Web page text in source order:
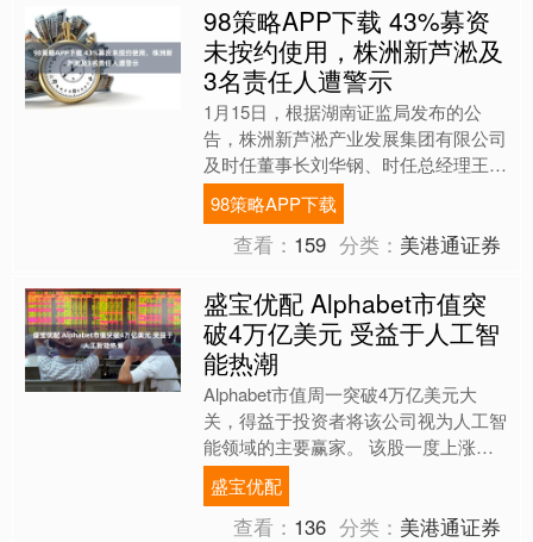
98策略APP下载 43%募资
未按约使用，株洲新芦淞及
3名责任人遭警示
1月15日，根据湖南证监局发布的公
告，株洲新芦淞产业发展集团有限公司
及时任董事长刘华钢、时任总经理王
曦、财务总监艾可人被采取出具警示函
的行政监管措施。 经查，株....
98策略APP下载
查看： 159 分类： 美港通证券
盛宝优配 Alphabet市值突
破4万亿美元 受益于人工智
能热潮
Alphabet市值周一突破4万亿美元大
关，得益于投资者将该公司视为人工智
能领域的主要赢家。 该股一度上涨
1.7%，至334.04美元。 Alphabet近期
市....
盛宝优配
查看： 136 分类： 美港通证券